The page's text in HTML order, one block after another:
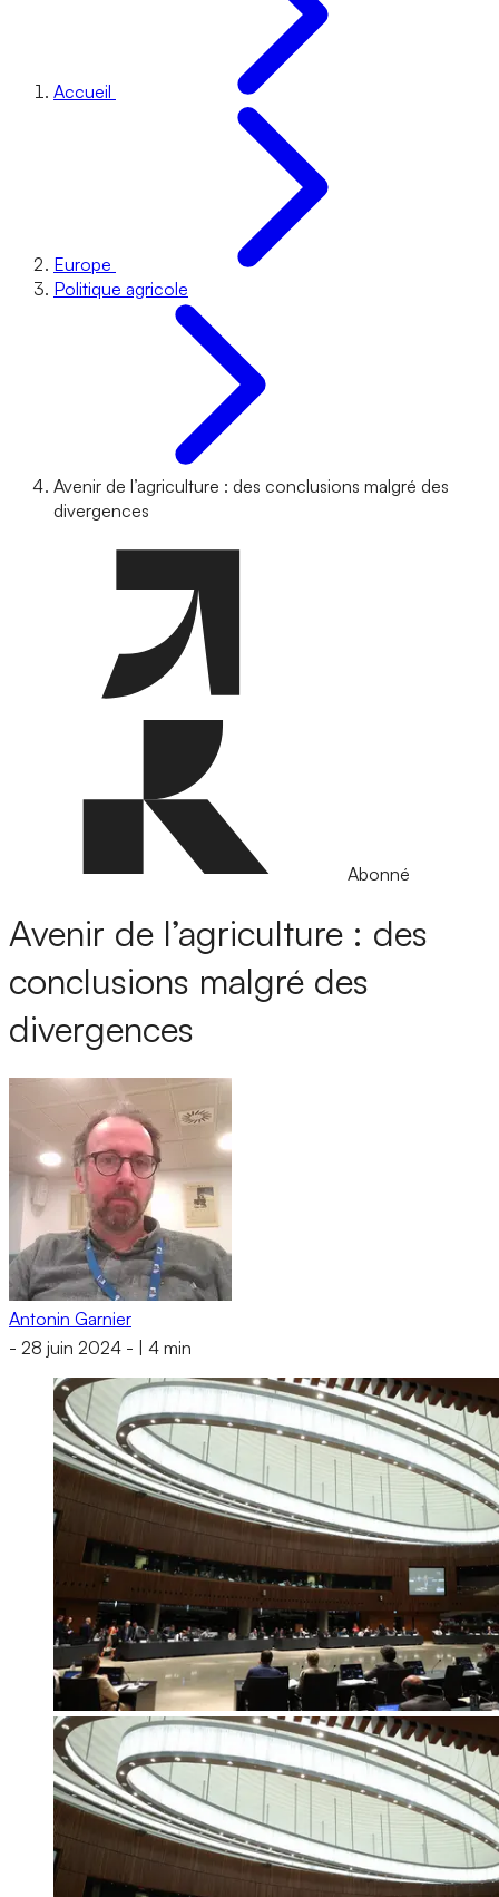
Accueil
Europe
Politique agricole
Avenir de l’agriculture : des conclusions malgré des
divergences
Abonné
Avenir de l’agriculture : des
conclusions malgré des
divergences
Antonin Garnier
- 28 juin 2024 - 4 min